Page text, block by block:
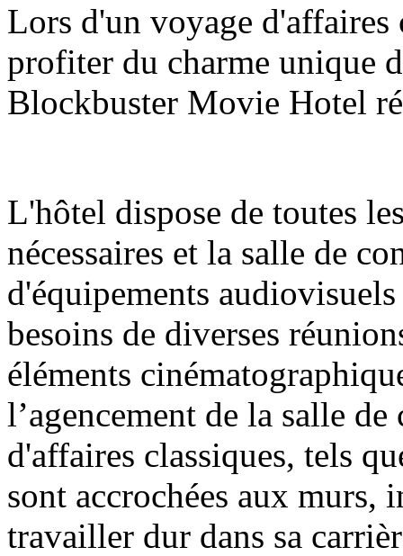
Lors d'un voyage d'affaires
profiter du charme unique
Blockbuster Movie Hotel
L'hôtel dispose de toutes
nécessaires et la salle de
d'équipements
besoins de diverses
éléments
l’agencement de la salle
d'affaires classiques, tels
sont accrochées aux murs,
travailler dur dans sa